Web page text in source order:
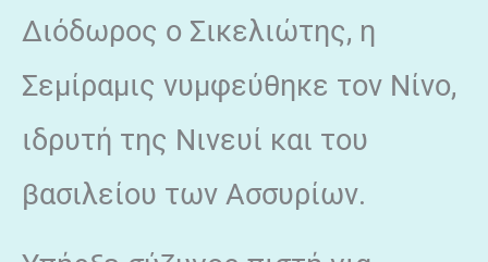
Διόδωρος ο Σικελιώτης, η
Σεμίραμις νυμφεύθηκε τον Νίνο,
ιδρυτή της Νινευί και του
βασιλείου των Ασσυρίων.